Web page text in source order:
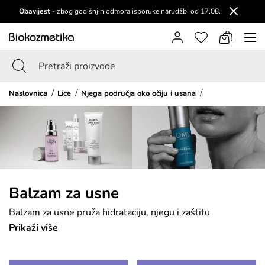
Obavijest - zbog godišnjih odmora isporuke narudžbi od 17.08.
Naslovnica Lice Njega područja oko očiju i usana
Balzam za usne
Balzam za usne pruža hidrataciju, njegu i zaštitu
suhim i ispucalim usnama. Obogaćen hranjivim
vitamina E, balzam pomaže u obnavljanju i
Prikaži više